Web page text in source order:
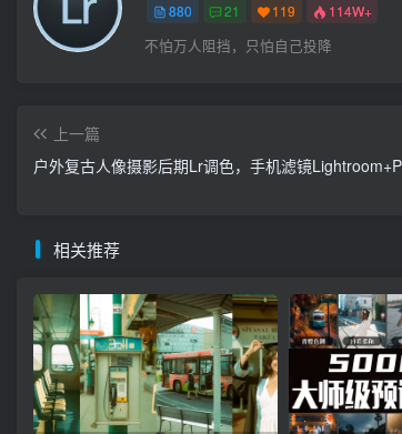
880 21 119 114W+
不怕万人阻挡，只怕自己投降
上一篇
户外复古人像摄影后期Lr调色，手机滤镜
相关推荐